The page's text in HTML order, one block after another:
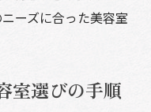
ーズに合った美容室
室選びの手順